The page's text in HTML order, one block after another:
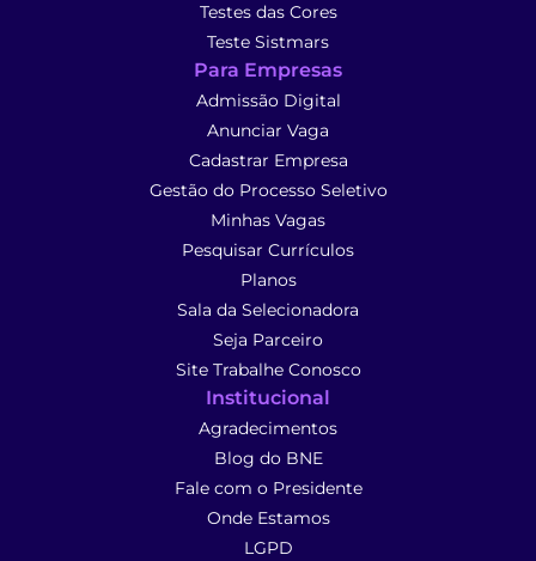
Testes das Cores
Teste Sistmars
Para Empresas
Admissão Digital
Anunciar Vaga
Cadastrar Empresa
Gestão do Processo Seletivo
Minhas Vagas
Pesquisar Currículos
Planos
Sala da Selecionadora
Seja Parceiro
Site Trabalhe Conosco
Institucional
Agradecimentos
Blog do BNE
Fale com o Presidente
Onde Estamos
LGPD